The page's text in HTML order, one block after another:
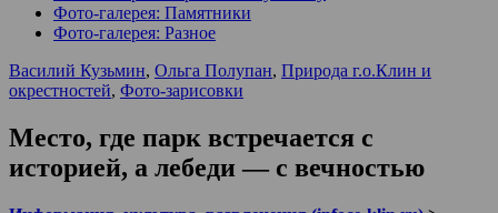
Фото-галерея: Памятники
Фото-галерея: Разное
Василий Кузьмин, Ольга Полупан, Природа г.о.Клин и
окрестностей, Фото-зарисовки
Место, где парк встречается с
историей, а лебеди — с вечностью